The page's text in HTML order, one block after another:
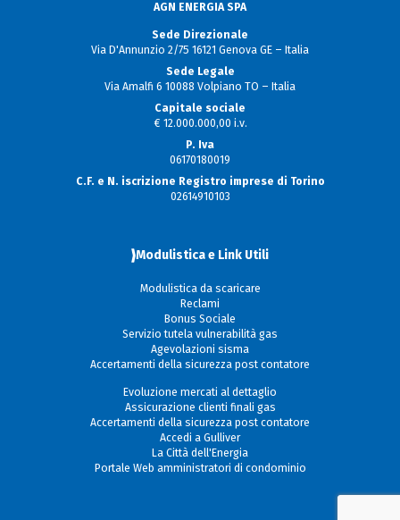
AGN ENERGIA SPA
Sede Direzionale
Via D'Annunzio 2/75 16121 Genova GE – Italia
Sede Legale
Via Amalfi 6 10088 Volpiano TO – Italia
Capitale sociale
€ 12.000.000,00 i.v.
P. Iva
06170180019
C.F. e N. iscrizione Registro imprese di Torino
02614910103
Modulistica e Link Utili
Modulistica da scaricare
Reclami
Bonus Sociale
Servizio tutela vulnerabilità gas
Agevolazioni sisma
Accertamenti della sicurezza post contatore
Evoluzione mercati al dettaglio
Assicurazione clienti finali gas
Accertamenti della sicurezza post contatore
Accedi a Gulliver
La Città dell'Energia
Portale Web amministratori di condominio